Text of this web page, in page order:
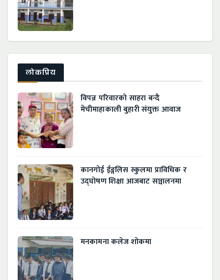
लाेकप्रिय
विपन्न परिवारको साहरा बन्दै
मेचीमाहाकाली बुहारी संयुक्त आवाज
कानगोई ईङ्गलिस स्कुलमा प्राविधिक र
उद्घाेषण शिक्षा आजबाट सञ्चालनमा
मनकामना कलेज शोकमा